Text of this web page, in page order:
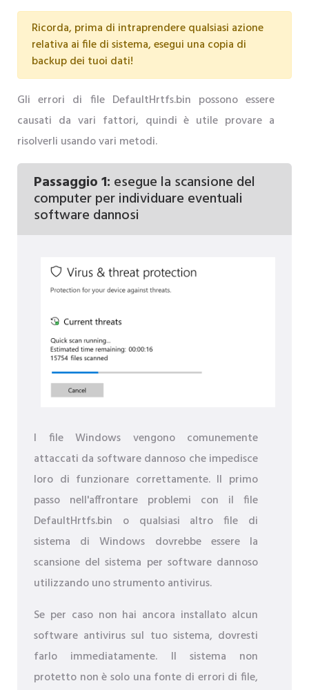
Ricorda, prima di intraprendere qualsiasi azione
relativa ai file di sistema, esegui una copia di
backup dei tuoi dati!
Gli errori di file DefaultHrtfs.bin possono essere
causati da vari fattori, quindi è utile provare a
risolverli usando vari metodi.
Passaggio 1: esegue la scansione del
computer per individuare eventuali
software dannosi
I file Windows vengono comunemente
attaccati da software dannoso che impedisce
loro di funzionare correttamente. Il primo
passo nell'affrontare problemi con il file
DefaultHrtfs.bin o qualsiasi altro file di
sistema di Windows dovrebbe essere la
scansione del sistema per software dannoso
utilizzando uno strumento antivirus.
Se per caso non hai ancora installato alcun
software antivirus sul tuo sistema, dovresti
farlo immediatamente. Il sistema non
protetto non è solo una fonte di errori di file,